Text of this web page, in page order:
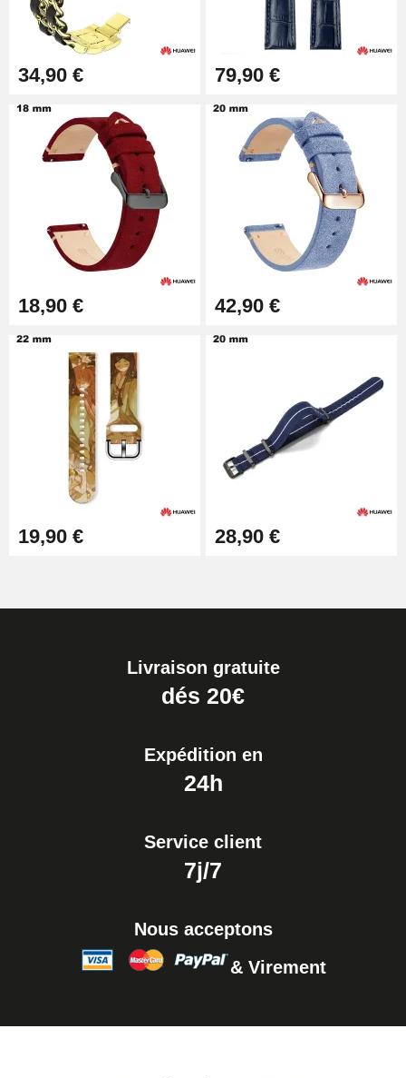
34,90 € 79,90 €
18,90 € 42,90 €
19,90 € 28,90 €
Livraison gratuite
dés 20€
Expédition en
24h
Service client
7j/7
Nous acceptons
& Virement